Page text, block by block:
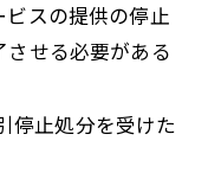
スの提供の停止
せる必要がある
停止処分を受けた